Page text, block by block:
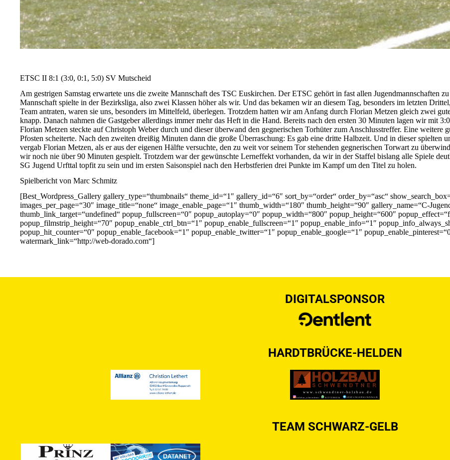
ETSC II 8:1 (3:0, 0:1, 5:0) SV Mutscheid
Am gestrigen Samstag erwartete uns die zweite Mannschaft des TSC Euskirchen. Der ETSC gehört in fast allen Jugendmannschaften
Mannschaft spielte in der Bezirksliga, also zwei Klassen höher als wir. Und das bekamen wir an diesem Tag, besonders im letzten
Team antraten, waren sie uns, besonders im Mittelfeld, überlegen. Trotzdem hatten wir am Anfang durch Florian Metzen gleich zwei
knapp. Danach nahmen die Gastgeber allerdings immer mehr das Heft in die Hand. Bereits nach den ersten 30 Minuten lagen wir mit
Florian Metzen steckte auf Christoph Weber durch und dieser überwand den gegnerischen Torhüter zum Anschlusstreffer. Eine weitere
Pfosten scheiterte. Nach den zweiten dreißig Minuten dann die große Überraschung: Es gab eine dritte Halbzeit. Und in dieser spielten
vergab Florian Metzen, als er aus der eigenen Hälfte versuchte, den zu weit vor seinem Tor stehenden gegnerischen Torwart zu
wir noch nie über 90 Minuten gespielt. Trotzdem war der gewünschte Lerneffekt vorhanden, da wir in der Staffel bislang alle Spiele
SG Jugend Urfttal topfit zu sein und im ersten Saisonspiel nach den Herbstferien drei Punkte im Kampf um den Titel zu holen.
Spielbericht von Marc Schmitz
[Best_Wordpress_Gallery gallery_type=“thumbnails“ theme_id=“1″ gallery_id=“6″ sort_by=“order“ order_by=“asc“
images_per_page=“30″ image_title=“none“ image_enable_page=“1″ thumb_width=“180″ thumb_height=“90″ gallery_name=“C-
thumb_link_target=“undefined“ popup_fullscreen=“0″ popup_autoplay=“0″ popup_width=“800″ popup_height=“600″
popup_filmstrip_height=“70″ popup_enable_ctrl_btn=“1″ popup_enable_fullscreen=“1″ popup_enable_info=“1″
popup_hit_counter=“0″ popup_enable_facebook=“1″ popup_enable_twitter=“1″ popup_enable_google=“1″
watermark_link=“http://web-dorado.com“]
DIGITALSPONSOR
HARDTBRÜCKE-HELDEN
TEAM SCHWARZ-GELB